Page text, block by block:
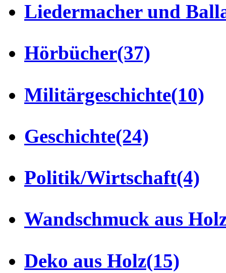
Liedermacher und
Hörbücher(37)
Militärgeschichte(10)
Geschichte(24)
Politik/Wirtschaft(4)
Wandschmuck aus
Deko aus Holz(15)